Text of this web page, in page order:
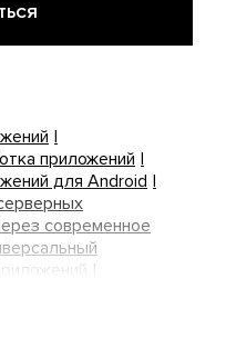
приложений
для Android
современное
классные